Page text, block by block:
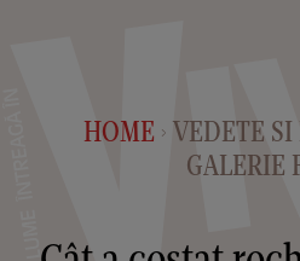
HOME > VEDETE
GALERIE